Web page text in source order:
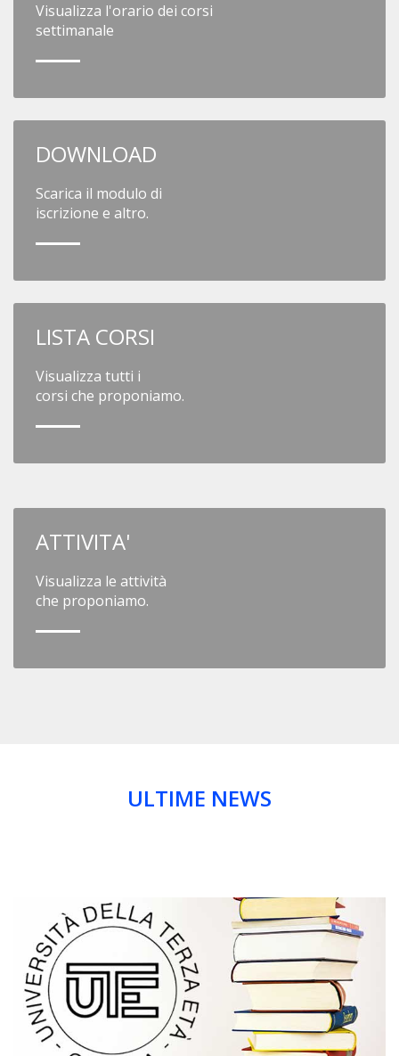
Visualizza l'orario dei corsi
settimanale
DOWNLOAD
Scarica il modulo di
iscrizione e altro.
LISTA CORSI
Visualizza tutti i
corsi che proponiamo.
ATTIVITA'
Visualizza le attività
che proponiamo.
ULTIME NEWS